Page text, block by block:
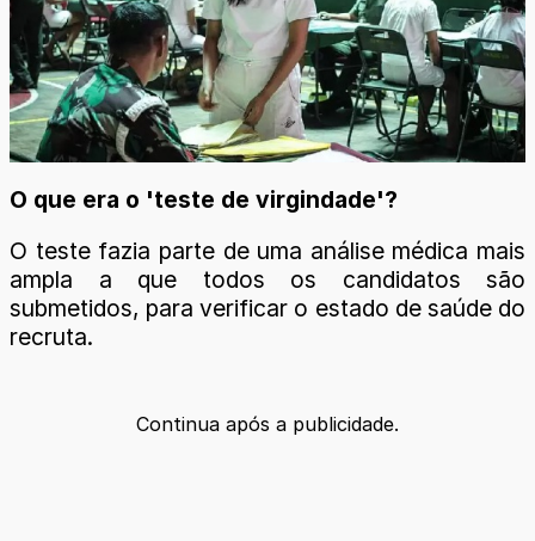
O que era o 'teste de virgindade'?
O teste fazia parte de uma análise médica mais
ampla a que todos os candidatos são
submetidos, para verificar o estado de saúde do
recruta.
Continua após a publicidade.